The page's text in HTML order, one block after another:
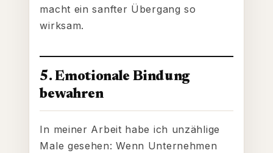
macht ein sanfter Übergang so
wirksam.
5. Emotionale Bindung
bewahren
In meiner Arbeit habe ich unzählige
Male gesehen: Wenn Unternehmen